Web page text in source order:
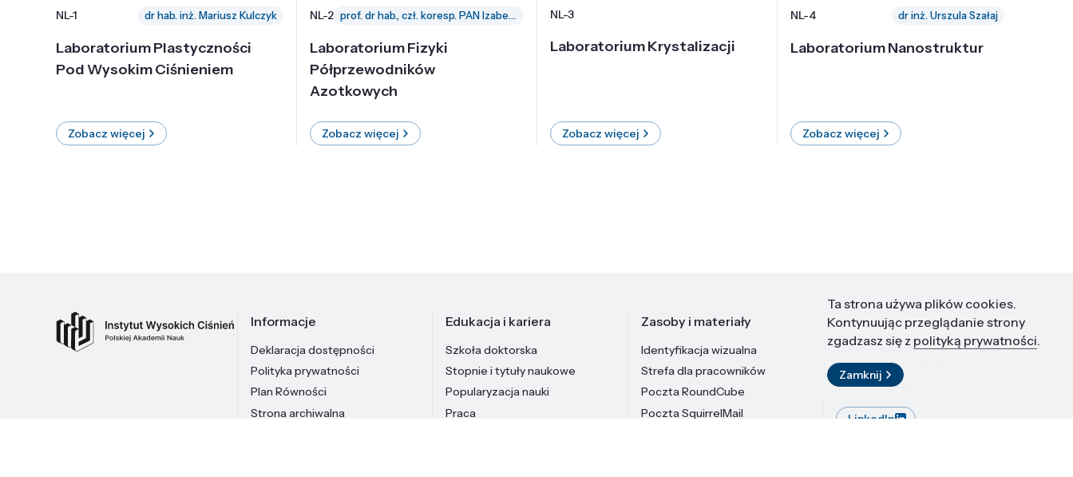
NL-1 dr hab. inż. Mariusz Kulczyk
Laboratorium Plastyczności
Pod Wysokim Ciśnieniem
Zobacz więcej
NL-2 prof. dr hab., czł. koresp. PAN Izabella Grzegory
Laboratorium Fizyki
Półprzewodników
Azotkowych
Zobacz więcej
NL-3
Laboratorium Krystalizacji
Zobacz więcej
NL-4 dr inż. Urszula Szałaj
Laboratorium Nanostruktur
Zobacz więcej
Informacje
Deklaracja dostępności
Polityka prywatności
Plan Równości
Strona archiwalna
Edukacja i kariera
Szkoła doktorska
Stopnie i tytuły naukowe
Popularyzacja nauki
Praca
Zasoby i materiały
Identyfikacja wizualna
Strefa dla pracowników
Poczta RoundCube
Poczta SquirrelMail
Kontakt
Instytut Wysokich Ciśnień PAN
ul. Sokołowska 29/37
01-142 Warszawa
LinkedIn
Ta strona używa plików cookies.
Kontynuując przeglądanie strony
zgadzasz się z polityką prywatności.
Zamknij